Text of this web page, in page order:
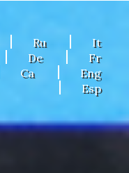
Ru
It
De
Fr
Ca
Eng
Esp